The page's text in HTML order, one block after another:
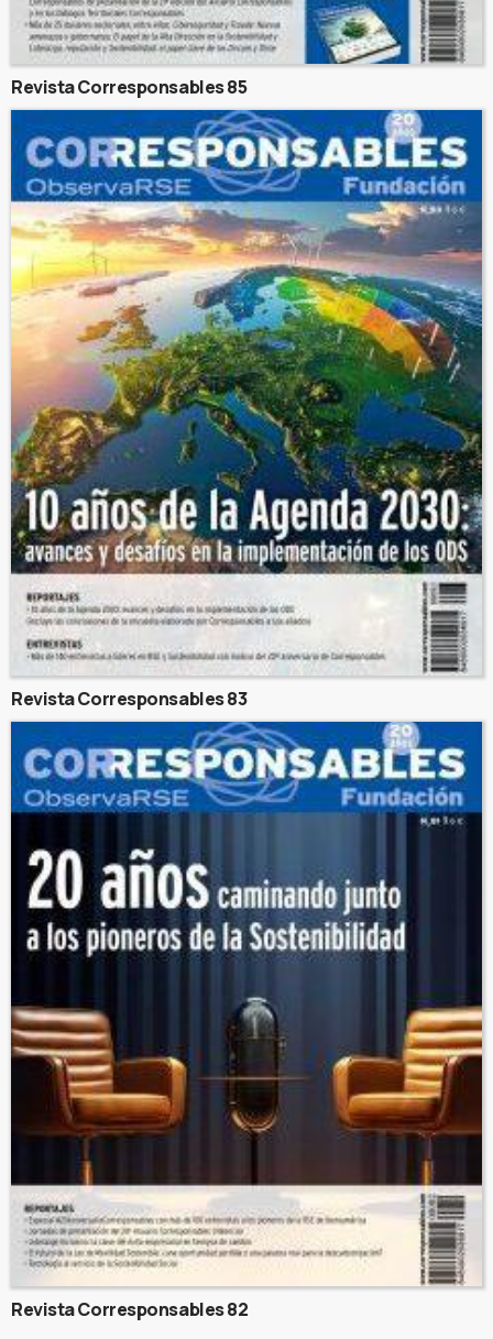
Revista Corresponsables 85
Revista Corresponsables 83
Revista Corresponsables 82